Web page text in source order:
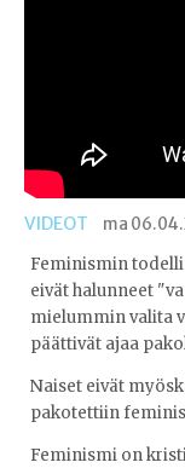
VIDEOT
ma
Feminismin
eivät halunneet
mielummin valita
päättivät ajaa
Naiset eivät
pakotettiin
Feminismi on